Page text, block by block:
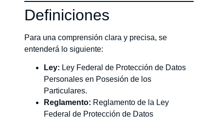
Definiciones
Para una comprensión clara y precisa, se
entenderá lo siguiente:
Ley: Ley Federal de Protección de Datos
Personales en Posesión de los
Particulares.
Reglamento: Reglamento de la Ley
Federal de Protección de Datos